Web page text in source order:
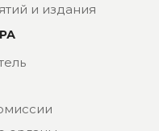
и издания